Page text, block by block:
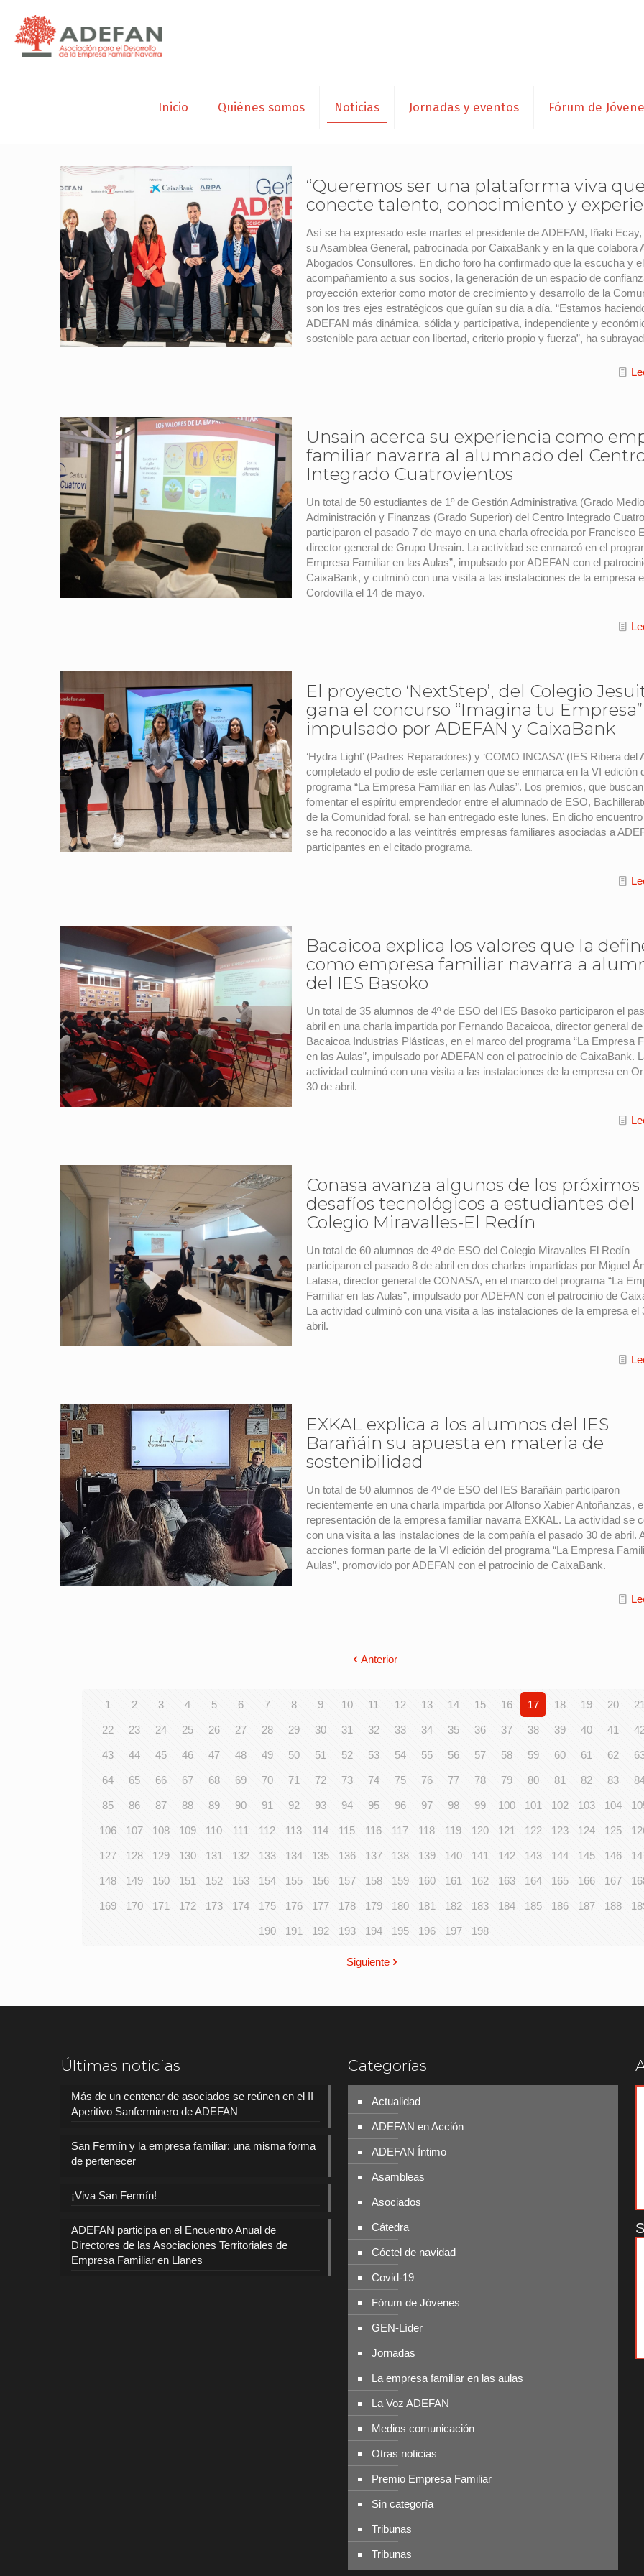
Inicio Quiénes somos Noticias Jornadas y eventos Fórum de
“Queremos ser una plataforma viva que
conecte talento, conocimiento y
Así se ha expresado este martes el presidente de ADEFAN, Iñaki Ecay,
su Asamblea General, patrocinada por CaixaBank y en la que colabora
Abogados Consultores. En dicho foro ha confirmado que la escucha y el
acompañamiento a sus socios, la generación de un espacio de
proyección exterior como motor de crecimiento y desarrollo de la
son los tres ejes estratégicos que guían su día a día. “Estamos
ADEFAN más dinámica, sólida y participativa, independiente y
sostenible para actuar con libertad, criterio propio y fuerza”, ha
Unsain acerca su experiencia como
familiar navarra al alumnado del
Integrado Cuatrovientos
Un total de 50 estudiantes de 1º de Gestión Administrativa (Grado
Administración y Finanzas (Grado Superior) del Centro Integrado
participaron el pasado 7 de mayo en una charla ofrecida por Francisco
director general de Grupo Unsain. La actividad se enmarcó en el
Empresa Familiar en las Aulas”, impulsado por ADEFAN con el
CaixaBank, y culminó con una visita a las instalaciones de la empresa
Cordovilla el 14 de mayo.
El proyecto ‘NextStep’, del Colegio
gana el concurso “Imagina tu Empresa”
impulsado por ADEFAN y CaixaBank
‘Hydra Light’ (Padres Reparadores) y ‘COMO INCASA’ (IES Ribera del
completado el podio de este certamen que se enmarca en la VI edición
programa “La Empresa Familiar en las Aulas”. Los premios, que buscan
fomentar el espíritu emprendedor entre el alumnado de ESO,
de la Comunidad foral, se han entregado este lunes. En dicho
se ha reconocido a las veintitrés empresas familiares asociadas a
participantes en el citado programa.
Bacaicoa explica los valores que la
como empresa familiar navarra a
del IES Basoko
Un total de 35 alumnos de 4º de ESO del IES Basoko participaron el
abril en una charla impartida por Fernando Bacaicoa, director general de
Bacaicoa Industrias Plásticas, en el marco del programa “La Empresa
en las Aulas”, impulsado por ADEFAN con el patrocinio de CaixaBank.
actividad culminó con una visita a las instalaciones de la empresa en
30 de abril.
Conasa avanza algunos de los próximos
desafíos tecnológicos a estudiantes del
Colegio Miravalles-El Redín
Un total de 60 alumnos de 4º de ESO del Colegio Miravalles El Redín
participaron el pasado 8 de abril en dos charlas impartidas por Miguel
Latasa, director general de CONASA, en el marco del programa “La
Familiar en las Aulas”, impulsado por ADEFAN con el patrocinio de
La actividad culminó con una visita a las instalaciones de la empresa el
abril.
EXKAL explica a los alumnos del IES
Barañáin su apuesta en materia de
sostenibilidad
Un total de 50 alumnos de 4º de ESO del IES Barañáin participaron
recientemente en una charla impartida por Alfonso Xabier Antoñanzas,
representación de la empresa familiar navarra EXKAL. La actividad se
con una visita a las instalaciones de la compañía el pasado 30 de abril.
acciones forman parte de la VI edición del programa “La Empresa
Aulas”, promovido por ADEFAN con el patrocinio de CaixaBank.
Anterior
1 2 3 4 5 6 7 8 9 10 11 12 13 14 15 16 17 18 19 20 21
22 23 24 25 26 27 28 29 30 31 32 33 34 35 36 37 38 39 40 41
43 44 45 46 47 48 49 50 51 52 53 54 55 56 57 58 59 60 61 62
64 65 66 67 68 69 70 71 72 73 74 75 76 77 78 79 80 81 82 83
85 86 87 88 89 90 91 92 93 94 95 96 97 98 99 100 101 102 103 104
106 107 108 109 110 111 112 113 114 115 116 117 118 119 120 121 122 123 124 125
127 128 129 130 131 132 133 134 135 136 137 138 139 140 141 142 143 144 145 146
148 149 150 151 152 153 154 155 156 157 158 159 160 161 162 163 164 165 166 167
169 170 171 172 173 174 175 176 177 178 179 180 181 182 183 184 185 186 187 188
190 191 192 193 194 195 196 197 198
Siguiente
Últimas noticias
Más de un centenar de asociados se reúnen en el II
Aperitivo Sanferminero de ADEFAN
San Fermín y la empresa familiar: una misma forma
de pertenecer
¡Viva San Fermín!
ADEFAN participa en el Encuentro Anual de
Directores de las Asociaciones Territoriales de
Empresa Familiar en Llanes
Categorías
Actualidad
ADEFAN en Acción
ADEFAN Íntimo
Asambleas
Asociados
Cátedra
Cóctel de navidad
Covid-19
Fórum de Jóvenes
GEN-Líder
Jornadas
La empresa familiar en las aulas
La Voz ADEFAN
Medios comunicación
Otras noticias
Premio Empresa Familiar
Sin categoría
Tribunas
Tribunas